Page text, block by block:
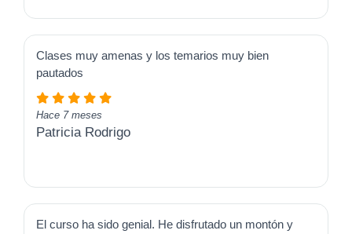
Clases muy amenas y los temarios muy bien
pautados
Hace 7 meses
Patricia Rodrigo
El curso ha sido genial. He disfrutado un montón y